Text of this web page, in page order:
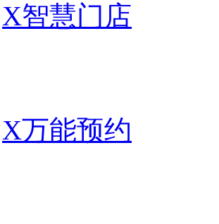
X智慧门店
X万能预约